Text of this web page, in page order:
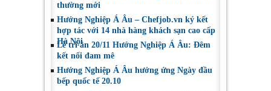
thường mới
Hướng Nghiệp Á Âu – Chefjob.vn ký kết
hợp tác với 14 nhà hàng khách sạn cao cấp
Hà Nội
Lễ tri ân 20/11 Hướng Nghiệp Á Âu: Đêm
kết nối đam mê
Hướng Nghiệp Á Âu hưởng ứng Ngày đầu
bếp quốc tế 20.10